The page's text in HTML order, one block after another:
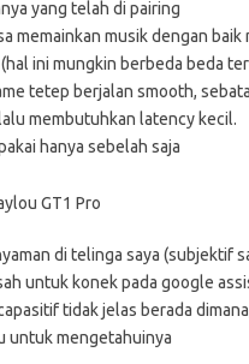
yang telah di pairing
memainkan musik dengan
ini mungkin berbeda beda
tetep berjalan smooth,
membutuhkan latency kecil.
hanya sebelah saja
GT1 Pro
di telinga saya (subjektif
untuk konek pada google
tidak jelas berada
untuk mengetahuinya